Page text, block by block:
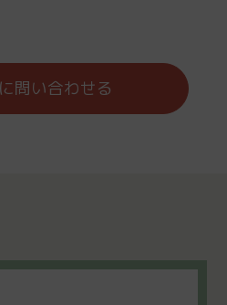
問い合わせる